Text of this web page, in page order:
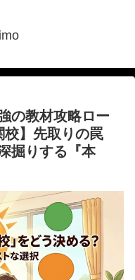
の教材攻略ロー
校】先取りの罠
掘りする『本